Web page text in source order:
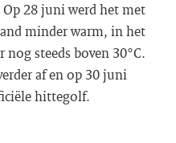
Op 28 juni werd het met
minder warm, in het
steeds boven 30°C.
af en op 30 juni
hittegolf.